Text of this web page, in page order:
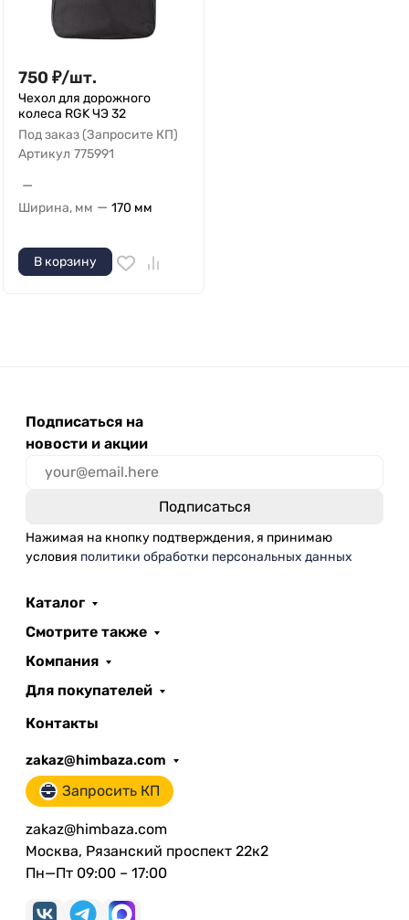
750 ₽/шт.
Чехол для дорожного
колеса RGK ЧЭ 32
Под заказ (Запросите КП)
Артикул 775991
—
Ширина, мм — 170 мм
В корзину
Подписаться на
новости и акции
Нажимая на кнопку подтверждения, я принимаю
условия политики обработки персональных данных
Каталог
Смотрите также
Компания
Для покупателей
Контакты
zakaz@himbaza.com
Запросить КП
zakaz@himbaza.com
Москва, Рязанский проспект 22к2
Пн—Пт 09:00 – 17:00